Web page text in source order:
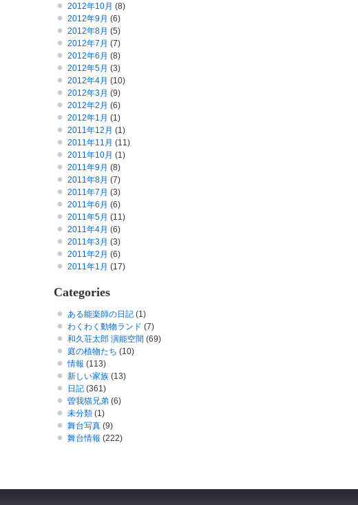
2012年10月 (8)
2012年9月 (6)
2012年8月 (5)
2012年7月 (7)
2012年6月 (8)
2012年5月 (3)
2012年4月 (10)
2012年3月 (9)
2012年2月 (6)
2012年1月 (1)
2011年12月 (1)
2011年11月 (11)
2011年10月 (1)
2011年9月 (8)
2011年8月 (7)
2011年7月 (3)
2011年6月 (6)
2011年5月 (11)
2011年4月 (6)
2011年3月 (3)
2011年2月 (6)
2011年1月 (17)
Categories
ある能楽師の日記 (1)
わくわく動物ランド (7)
和久荘太郎 演能空間 (69)
庭の植物たち (10)
情報 (113)
新しい家族 (13)
日記 (361)
曽我猫兄弟 (6)
未分類 (1)
舞台写真 (9)
舞台情報 (222)